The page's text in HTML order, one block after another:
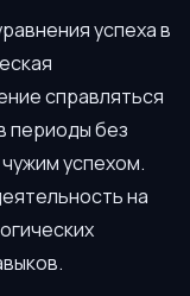
успеха в
справляться
периоды без
успехом.
на